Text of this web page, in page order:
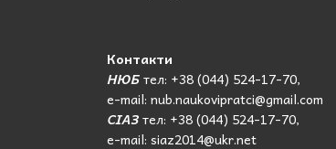
Контакти
НЮБтел: +38 (044) 524-17-70,
e-mail: nub.naukovipratci@gmail.com
СІАЗтел: +38 (044) 524-17-70,
e-mail: siaz2014@ukr.net